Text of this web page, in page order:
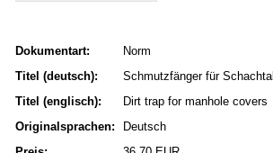
Dokumentart:
Norm
Titel (deutsch):
Schmutzfänger für
Titel (englisch):
Dirt trap for manhole covers
Originalsprachen:
Deutsch